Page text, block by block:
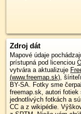
Zdroj dát
Mapové údaje
prístupná pod licenciou
vytvára a aktualizuje
(www.freemap.sk),
BY-SA. Fotky sme
freemap.sk, autori fotiek
jednotlivých fotkách a
CC a z wikipédie.